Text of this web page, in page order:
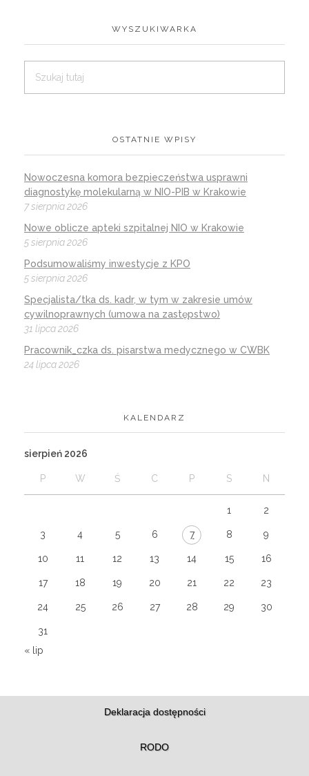
WYSZUKIWARKA
OSTATNIE WPISY
Nowoczesna komora bezpieczeństwa usprawni
diagnostykę molekularną w NIO-PIB w Krakowie
7 sierpnia 2026
Nowe oblicze apteki szpitalnej NIO w Krakowie
5 sierpnia 2026
Podsumowaliśmy inwestycje z KPO
5 sierpnia 2026
Specjalista/tka ds. kadr, w tym w zakresie umów
cywilnoprawnych (umowa na zastępstwo)
31 lipca 2026
Pracownik_czka ds. pisarstwa medycznego w CWBK
24 lipca 2026
KALENDARZ
sierpień 2026
P W Ś C P S N
1 2
3 4 5 6 7 8 9
10 11 12 13 14 15 16
17 18 19 20 21 22 23
24 25 26 27 28 29 30
31
« lip
Deklaracja dostępności
RODO